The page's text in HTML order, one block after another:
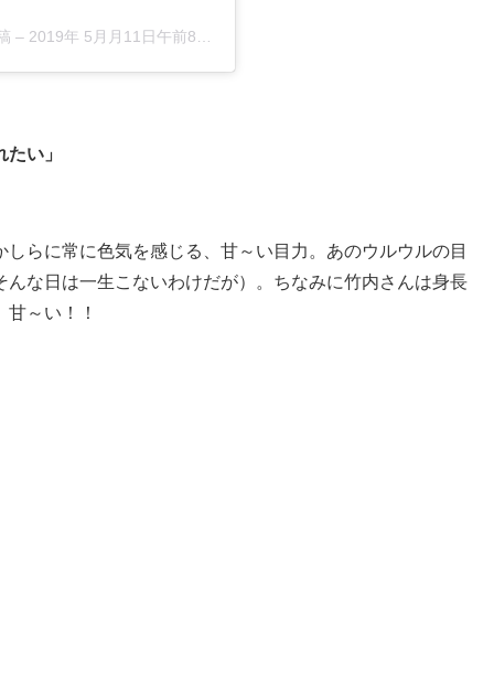
– 2019年 5月月11日午前8時37分PDT
い」
らに常に色気を感じる、甘～い目力。あのウルウルの目
な日は一生こないわけだが）。ちなみに竹内さんは身長
～い！！